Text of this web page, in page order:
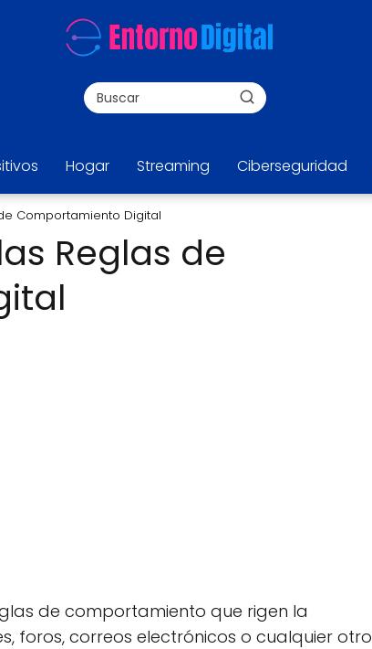
Hogar Streaming Ciberseguridad
Comportamiento Digital
Reglas de
de comportamiento que rigen la
foros, correos electrónicos o cualquier otro